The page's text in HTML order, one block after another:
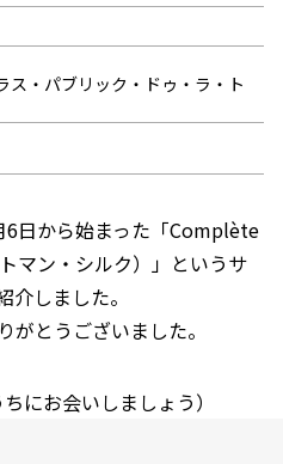
・パブリック・ドゥ・ラ・ト
日から始まった「Complète
マン・シルク）」というサ
しました。
とうございました。
にお会いしましょう）